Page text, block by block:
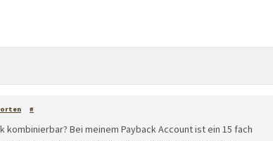
#
kombinierbar? Bei meinem Payback Account ist ein 15 fach